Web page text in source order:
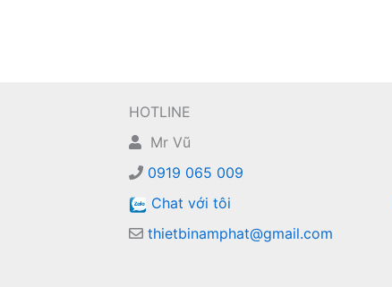
HOTLINE
Mr Vũ
0919 065 009
Chat với tôi
thietbinamphat@gmail.com